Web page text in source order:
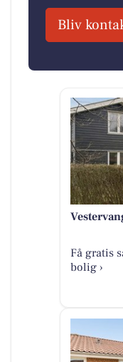
Bliv
Få gratis
bolig ›